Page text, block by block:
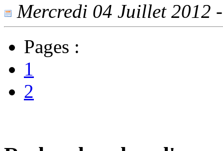
Mercredi 04 Juillet 2012
Pages :
1
2